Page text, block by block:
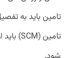
تامین باید به